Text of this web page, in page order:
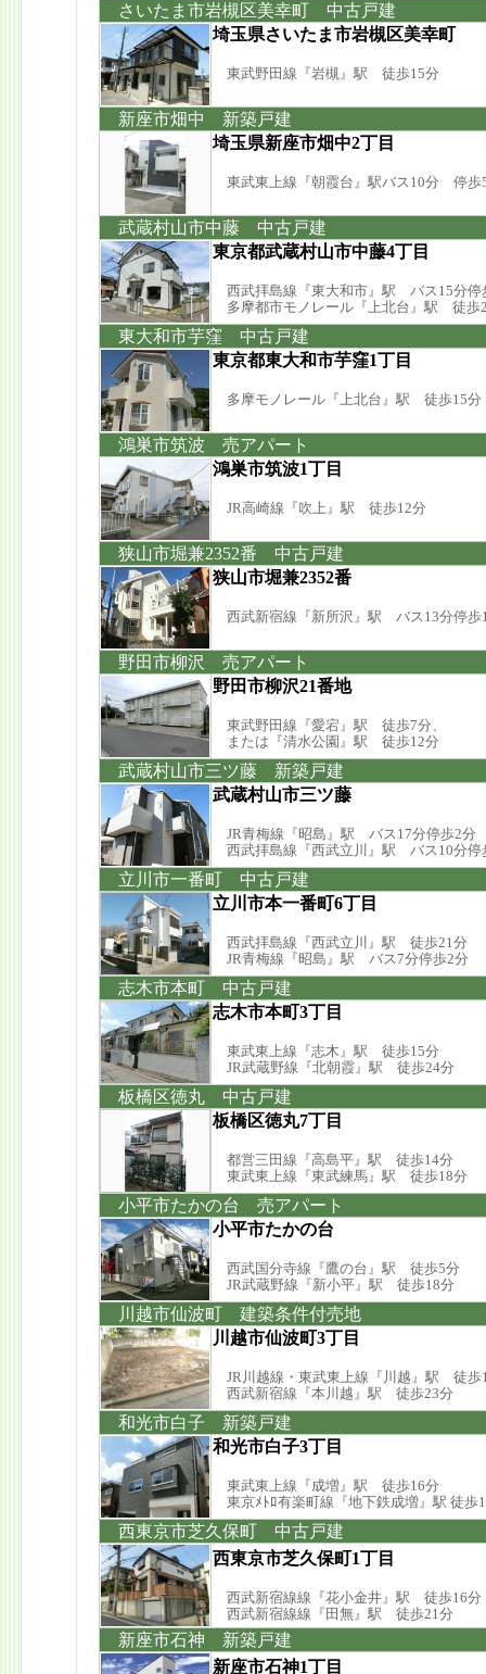
さいたま市岩槻区美幸町 中古戸建
埼玉県さいたま市岩槻区美幸町
東武野田線『岩槻』駅 徒歩15分
新座市畑中 新築戸建
埼玉県新座市畑中2丁目
東武東上線『朝霞台』駅バス10分 停歩
武蔵村山市中藤 中古戸建
東京都武蔵村山市中藤4丁目
西武拝島線『東大和市』駅 バス15分停
多摩都市モノレール『上北台』駅 徒歩
東大和市芋窪 中古戸建
東京都東大和市芋窪1丁目
多摩モノレール『上北台』駅 徒歩15分
鴻巣市筑波 売アパート
鴻巣市筑波1丁目
JR高崎線『吹上』駅 徒歩12分
狭山市堀兼2352番 中古戸建
狭山市堀兼2352番
西武新宿線『新所沢』駅 バス13分停歩
野田市柳沢 売アパート
野田市柳沢21番地
東武野田線『愛宕』駅 徒歩7分、
または『清水公園』駅 徒歩12分
武蔵村山市三ツ藤 新築戸建
武蔵村山市三ツ藤
JR青梅線『昭島』駅 バス17分停歩2分
西武拝島線『西武立川』駅 バス10分停
立川市一番町 中古戸建
立川市本一番町6丁目
西武拝島線『西武立川』駅 徒歩21分
JR青梅線『昭島』駅 バス7分停歩2分
志木市本町 中古戸建
志木市本町3丁目
東武東上線『志木』駅 徒歩15分
JR武蔵野線『北朝霞』駅 徒歩24分
板橋区徳丸 中古戸建
板橋区徳丸7丁目
都営三田線『高島平』駅 徒歩14分
東武東上線『東武練馬』駅 徒歩18分
小平市たかの台 売アパート
小平市たかの台
西武国分寺線『鷹の台』駅 徒歩5分
JR武蔵野線『新小平』駅 徒歩18分
川越市仙波町 建築条件付売地
川越市仙波町3丁目
JR川越線・東武東上線『川越』駅 徒歩
西武新宿線『本川越』駅 徒歩23分
和光市白子 新築戸建
和光市白子3丁目
東武東上線『成増』駅 徒歩16分
東京ﾒﾄﾛ有楽町線『地下鉄成増』駅 徒歩
西東京市芝久保町 中古戸建
西東京市芝久保町1丁目
西武新宿線線『花小金井』駅 徒歩16分
西武新宿線線『田無』駅 徒歩21分
新座市石神 新築戸建
新座市石神1丁目